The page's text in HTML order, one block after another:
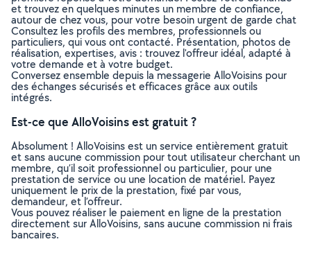
et trouvez en quelques minutes un membre de confiance,
autour de chez vous, pour votre besoin urgent de garde chat
Consultez les profils des membres, professionnels ou
particuliers, qui vous ont contacté. Présentation, photos de
réalisation, expertises, avis : trouvez l'offreur idéal, adapté à
votre demande et à votre budget.
Conversez ensemble depuis la messagerie AlloVoisins pour
des échanges sécurisés et efficaces grâce aux outils
intégrés.
Est-ce que AlloVoisins est gratuit ?
Absolument ! AlloVoisins est un service entièrement gratuit
et sans aucune commission pour tout utilisateur cherchant un
membre, qu’il soit professionnel ou particulier, pour une
prestation de service ou une location de matériel. Payez
uniquement le prix de la prestation, fixé par vous,
demandeur, et l’offreur.
Vous pouvez réaliser le paiement en ligne de la prestation
directement sur AlloVoisins, sans aucune commission ni frais
bancaires.